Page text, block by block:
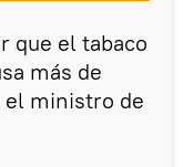
que el tabaco
más de
el ministro de